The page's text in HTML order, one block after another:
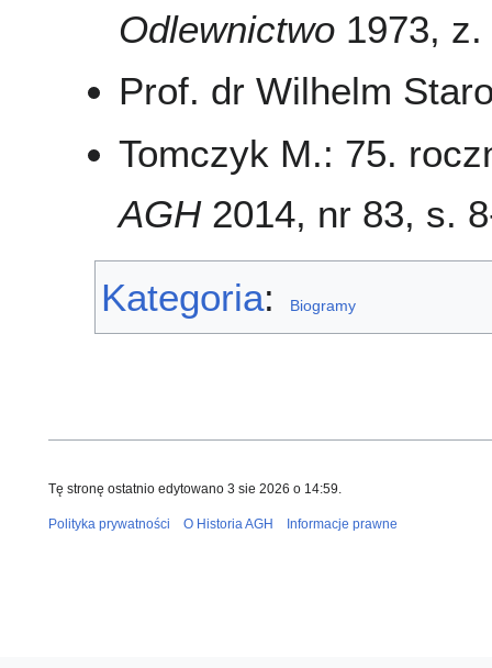
Odlewnictwo 1973,
Prof. dr Wilhelm
Tomczyk M.: 75.
AGH2014, nr 83, s.
Kategoria: Biogramy
Tę stronę ostatnio edytowano 3 sie 2026 o 14:59.
Polityka prywatności O Historia AGH Informacje prawne